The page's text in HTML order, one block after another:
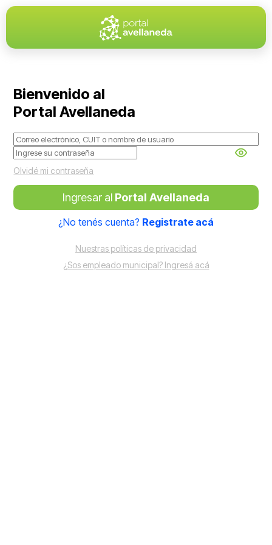
Bienvenido al
Portal Avellaneda
Olvidé mi contraseña
Ingresar al Portal Avellaneda
¿No tenés cuenta? Registrate acá
Nuestras políticas de privacidad
¿Sos empleado municipal? Ingresá acá